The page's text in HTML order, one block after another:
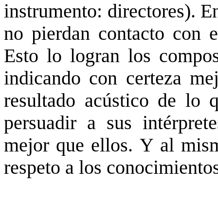
instrumento: directores).
no pierdan contacto con
Esto lo logran los
indicando con certeza
resultado acústico de lo
persuadir a sus
mejor que ellos. Y al
respeto a los